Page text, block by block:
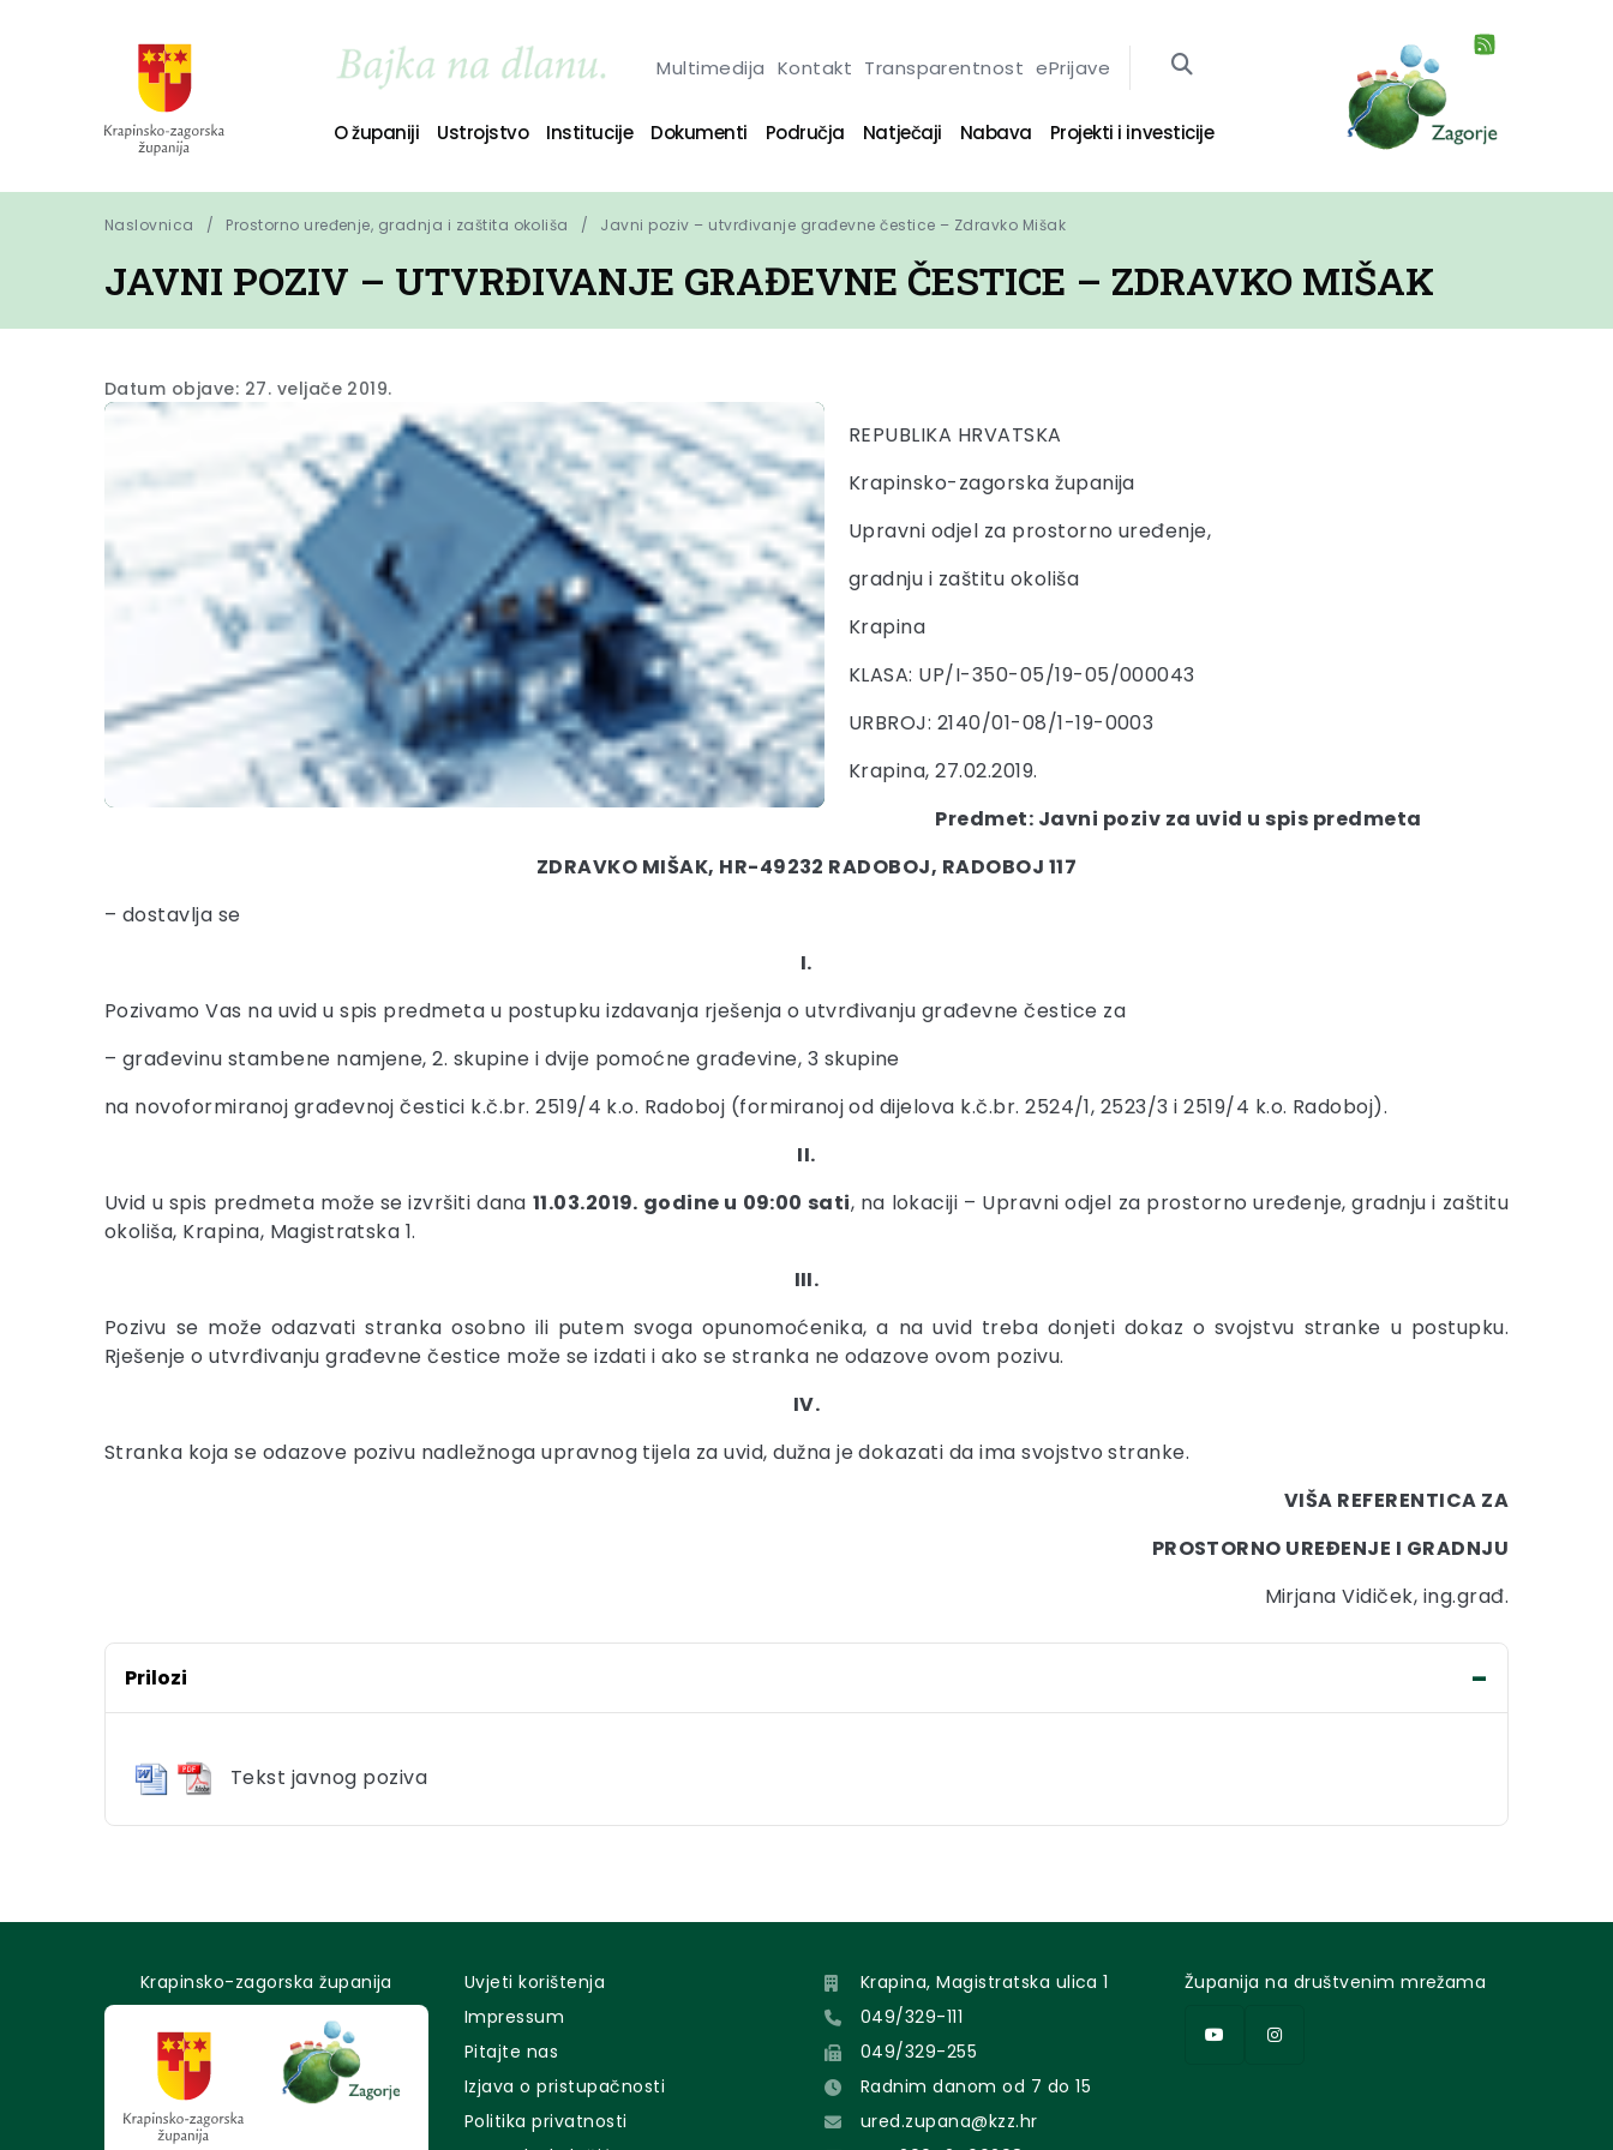
Multimedija Kontakt Transparentnost ePrijave
O županiji Ustrojstvo Institucije Dokumenti Područja Natječaji Nabava Projekti i investicije
Naslovnica Prostorno uređenje, gradnja i zaštita okoliša Javni poziv – utvrđivanje građevne čestice – Zdravko Mišak
JAVNI POZIV – UTVRĐIVANJE GRAĐEVNE ČESTICE – ZDRAVKO MIŠAK
Datum objave: 27. veljače 2019.
REPUBLIKA HRVATSKA
Krapinsko-zagorska županija
Upravni odjel za prostorno uređenje,
gradnju i zaštitu okoliša
Krapina
KLASA: UP/I-350-05/19-05/000043
URBROJ: 2140/01-08/1-19-0003
Krapina, 27.02.2019.
Predmet: Javni poziv za uvid u spis predmeta
ZDRAVKO MIŠAK, HR-49232 RADOBOJ, RADOBOJ 117
– dostavlja se
I.
Pozivamo Vas na uvid u spis predmeta u postupku izdavanja rješenja o utvrđivanju građevne čestice za
– građevinu stambene namjene, 2. skupine i dvije pomoćne građevine, 3 skupine
na novoformiranoj građevnoj čestici k.č.br. 2519/4 k.o. Radoboj (formiranoj od dijelova k.č.br. 2524/1, 2523/3 i 2519/4 k.o. Radoboj).
II.
Uvid u spis predmeta može se izvršiti dana 11.03.2019. godine u 09:00 sati, na lokaciji – Upravni odjel za prostorno uređenje, gradnju i zaštitu
okoliša, Krapina, Magistratska 1.
III.
Pozivu se može odazvati stranka osobno ili putem svoga opunomoćenika, a na uvid treba donjeti dokaz o svojstvu stranke u postupku.
Rješenje o utvrđivanju građevne čestice može se izdati i ako se stranka ne odazove ovom pozivu.
IV.
Stranka koja se odazove pozivu nadležnoga upravnog tijela za uvid, dužna je dokazati da ima svojstvo stranke.
VIŠA REFERENTICA ZA
PROSTORNO UREĐENJE I GRADNJU
Mirjana Vidiček, ing.građ.
Prilozi
Tekst javnog poziva
Krapinsko-zagorska županija
Uvjeti korištenja
Impressum
Pitajte nas
Izjava o pristupačnosti
Politika privatnosti
Krapina, Magistratska ulica 1
049/329-111
049/329-255
Radnim danom od 7 do 15
ured.zupana@kzz.hr
Županija na društvenim mrežama